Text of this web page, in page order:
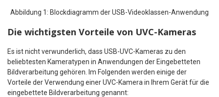
Abbildung 1: Blockdiagramm der USB-Videoklassen-Anwendung
Die wichtigsten Vorteile von UVC-Kameras
Es ist nicht verwunderlich, dass USB-UVC-Kameras zu den
beliebtesten Kameratypen in Anwendungen der Eingebetteten
Bildverarbeitung gehören. Im Folgenden werden einige der
Vorteile der Verwendung einer UVC-Kamera in Ihrem Gerät für die
eingebettete Bildverarbeitung genannt: